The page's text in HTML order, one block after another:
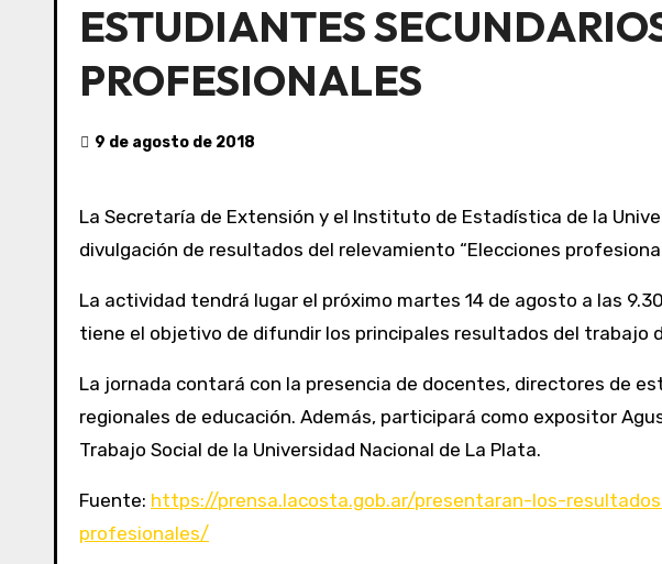
ESTUDIANTES
PROFESIONALES
9 de agosto de 2018
La Secretaría de Extensión y el Instituto de Estadística de la Universidad Atlántida Argentina (UAA) informan que se realizará una jornada de
divulgación de resultados del relevamiento “Elecciones
La actividad tendrá lugar el próximo martes 14 de agosto a las
tiene el objetivo de difundir los principales resultados del trabajo
La jornada contará con la presencia de docentes, directores de
regionales de educación. Además, participará como expositor
Trabajo Social de la Universidad Nacional de La Plata.
Fuente: https://prensa.lacosta.gob.ar/presentaran-los-
profesionales/